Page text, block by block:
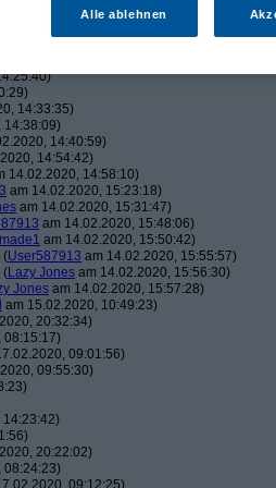
14:33:35)
14:38:09)
14:40:59)
14:54:42)
14.02.2020, 14:58:10)
am 14.02.2020, 15:23:18)
am 14.02.2020, 15:31:47)
am 14.02.2020, 15:48:06)
am 14.02.2020, 15:50:42)
(User587913 am 14.02.2020, 15:55:57)
(Lazy Jones am 14.02.2020, 15:56:30)
Jones am 14.02.2020, 15:57:28)
am 15.02.2020, 10:49:23)
20:32:34)
08:15:17)
09:01:56)
09:55:30)
20:22:02)
08:24:23)
09:12:25)
Alle ablehnen